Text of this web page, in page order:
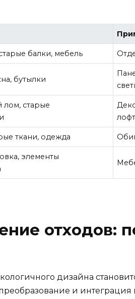
балки, мебель
бутылки
лом, старые
лофт
ткани, одежда
элементы
отходов:
дизайна
и интеграция